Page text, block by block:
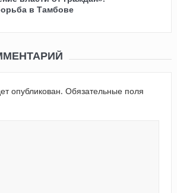
в Тамбове
опубликован. Обязательные поля